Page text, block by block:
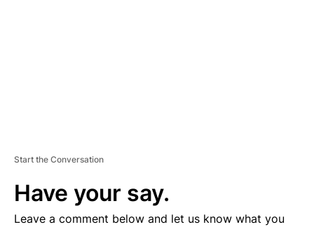
Start the Conversation
Have your say.
Leave a comment below and let us know what you